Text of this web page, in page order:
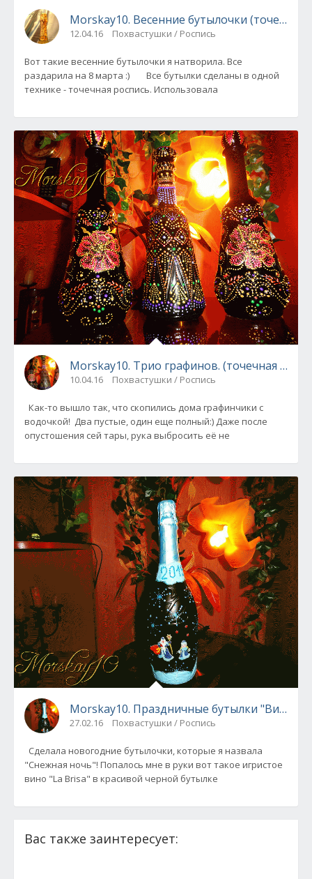
Morskay10. Весенние бутылочки (точечная
12.04.16 Похвастушки / Роспись
Вот такие весенние бутылочки я натворила. Все
раздарила на 8 марта :) Все бутылки сделаны в одной
технике - точечная роспись. Использовала
Morskay10. Трио графинов. (точечная
10.04.16 Похвастушки / Роспись
Как-то вышло так, что скопились дома графинчики с
водочкой! Два пустые, один еще полный:) Даже после
опустошения сей тары, рука выбросить её не
Morskay10. Праздничные бутылки
27.02.16 Похвастушки / Роспись
Сделала новогодние бутылочки, которые я назвала
"Снежная ночь"! Попалось мне в руки вот такое игристое
вино "La Brisa" в красивой черной бутылке
Вас также заинтересует: